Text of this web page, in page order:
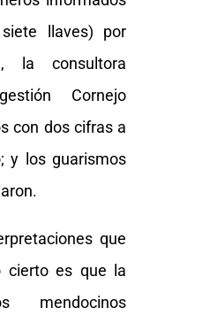
llaves) por
la consultora
Cornejo
con dos cifras a
y los guarismos
que
cierto es que la
mendocinos